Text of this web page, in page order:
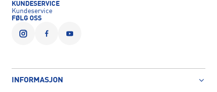
KUNDESERVICE
Kundeservice
FØLG OSS
INFORMASJON